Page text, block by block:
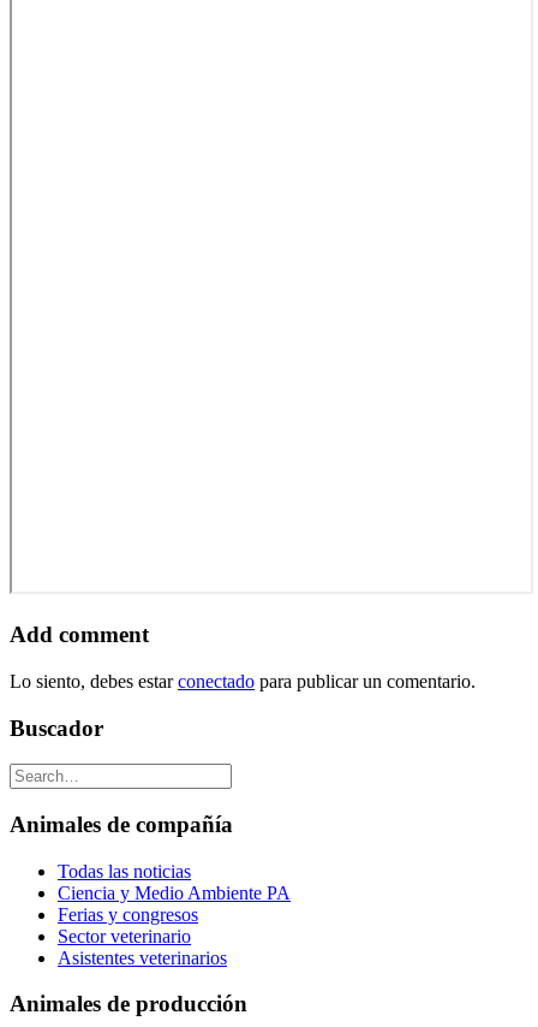
Add comment
Lo siento, debes estarconectado para publicar un comentario.
Buscador
Animales de compañía
Todas las noticias
Ciencia y Medio Ambiente PA
Ferias y congresos
Sector veterinario
Asistentes veterinarios
Animales de producción